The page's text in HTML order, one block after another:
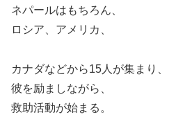
ネパールはもちろん、
ロシア、アメリカ、
カナダなどから15人が集まり、
彼を励ましながら、
救助活動が始まる。